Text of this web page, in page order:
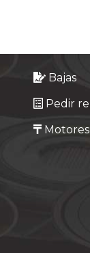
Bajas
Pedir